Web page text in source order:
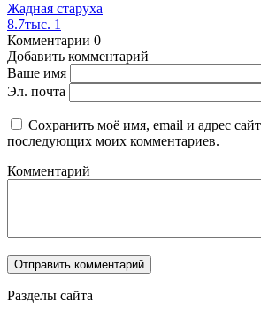
Жадная старуха
8.7тыс. 1
Комментарии 0
Добавить комментарий
Ваше имя
Эл. почта
Сохранить моё имя, email и адрес
последующих моих комментариев.
Комментарий
Разделы сайта